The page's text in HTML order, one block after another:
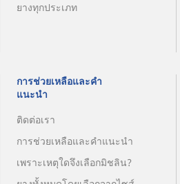
ยางทุกประเภท
การช่วยเหลือและคำ
แนะนำ
ติดต่อเรา
การช่วยเหลือและคำแนะนำ
เพราะเหตุใดจึงเลือกมิชลิน?